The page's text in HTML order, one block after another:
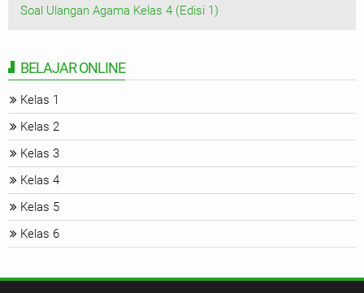
Soal Ulangan Agama Kelas 4 (Edisi 1)
BELAJAR ONLINE
Kelas 1
Kelas 2
Kelas 3
Kelas 4
Kelas 5
Kelas 6